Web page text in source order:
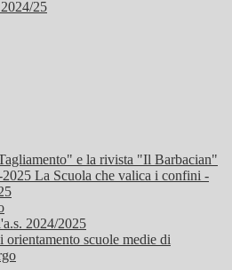
25
e la rivista "Il Barbacian"
2025 La Scuola che valica i confini -
2024/2025
orientamento scuole medie di